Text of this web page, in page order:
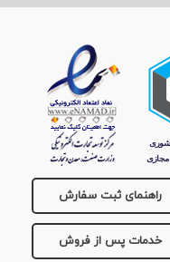
راهنمای ثبت سفارش
خدمات پس از فروش